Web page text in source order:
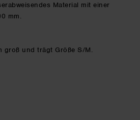
Material mit einer
mm.
groß und trägt Größe S/M.